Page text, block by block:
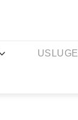
USLUGE